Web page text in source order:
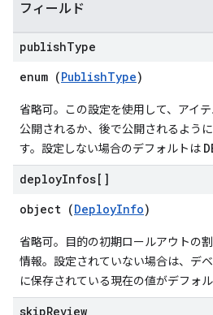
フィールド
publishType
enum (PublishType)
省略可。この設定を使用して、アイ
公開されるか、後で公開されるよう
す。設定しない場合のデフォルトは
deployInfos[]
object (DeployInfo)
省略可。目的の初期ロールアウトの
情報。設定されていない場合は、デ
に保存されている現在の値がデフォル
skipReview